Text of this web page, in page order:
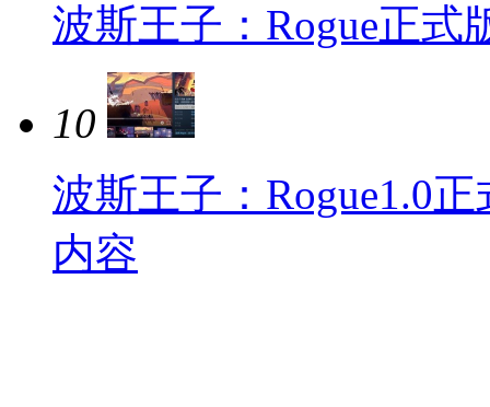
波斯王子：Rogue正式
10
波斯王子：Rogue1.0
内容